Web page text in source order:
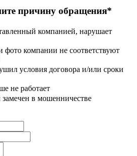
причину обращения*
компанией, нарушает
компании не соответствуют
условия договора и/или сроки
не работает
в мошенничестве